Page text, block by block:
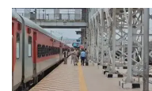
कार्रवाई करने और दूसरे
का निर्देश दिया था।
सरप्राइज चेकिंग करके